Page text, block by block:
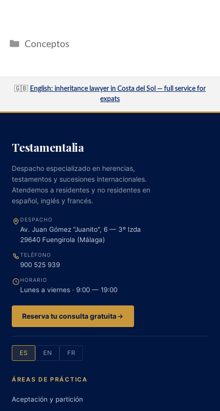
Categorías
Conceptos
🇬🇧 English: inheritance lawyer in Costa del Sol — full service for
expats
Testamentalia
Despacho especializado en herencias,
testamentos y sucesiones internacionales.
Atendemos a residentes y no residentes en
español, inglés y francés.
DESPACHO
Av. Juan Gómez "Juanito", 6 — 3º Izda
29640 Fuengirola (Málaga)
TELÉFONO
900 525 939
HORARIO
Lunes a viernes · 9:00 — 19:00
Reserva tu consulta gratuita
ES EN FR
ÁREAS DE PRÁCTICA
Aceptación y partición